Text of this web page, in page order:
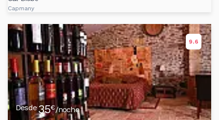
Capmany
9.6
Desde35€/noche